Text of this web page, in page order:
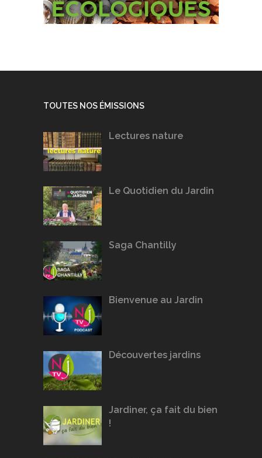
TOUTES NOS ÉMISSIONS
Lectures nature
Le Quotidien du Jardin
Saga Chantilly
Bienvenue au Jardin
Découvertes jardins
Jardiner, ça fait du bien
!